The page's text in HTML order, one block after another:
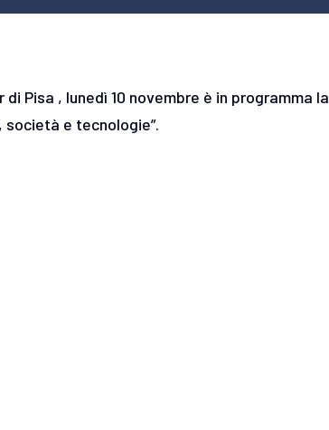
di Pisa , lunedì 10 novembre è in programma la
e tecnologie”.